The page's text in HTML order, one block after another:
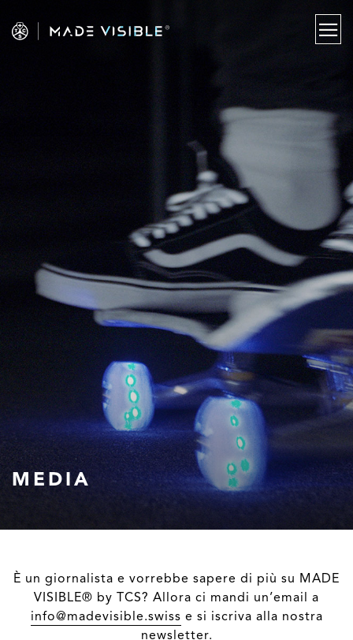
MEDIA
È un giornalista e vorrebbe sapere di più su MADE
VISIBLE® by TCS? Allora ci mandi un’email a
info@madevisible.swiss e si iscriva alla nostra
newsletter.